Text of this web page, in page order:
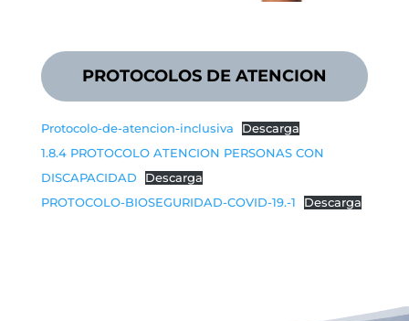
PROTOCOLOS DE ATENCION
Protocolo-de-atencion-inclusiva
Descarga
1.8.4 PROTOCOLO ATENCION PERSONAS CON
DISCAPACIDAD
Descarga
PROTOCOLO-BIOSEGURIDAD-COVID-19.-1
Descarga